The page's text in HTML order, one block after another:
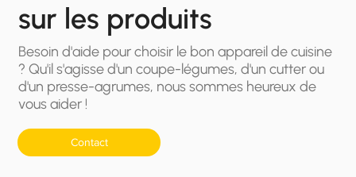
sur les produits
Besoin d'aide pour choisir le bon appareil de cuisine
? Qu'il s'agisse d'un coupe-légumes, d'un cutter ou
d'un presse-agrumes, nous sommes heureux de
vous aider !
Contact